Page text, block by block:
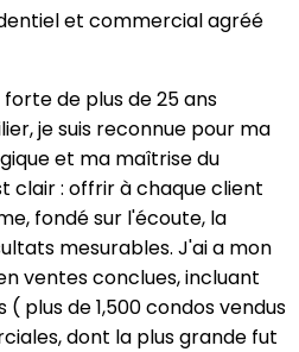
et commercial agréé
de plus de 25 ans
je suis reconnue pour ma
et ma maîtrise du
clair : offrir à chaque client
fondé sur l'écoute, la
mesurables. J'ai a mon
ventes conclues, incluant
plus de 1,500 condos vendus
dont la plus grande fut